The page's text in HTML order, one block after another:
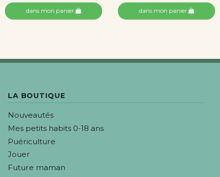
dans mon panier dans mon panier
LA BOUTIQUE
Nouveautés
Mes petits habits 0-18 ans
Puériculture
Jouer
Future maman